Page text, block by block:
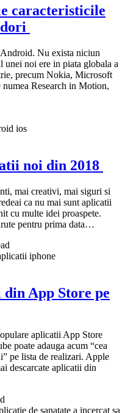
caracteristicile
Nu exista niciun
unei noi ere in piata globala a
precum Nokia, Microsoft
Research in Motion,
noi din 2018
mai creativi, mai siguri si
ca nu mai sunt aplicatii
cu multe idei proaspete.
pentru prima data…
App Store pe
aplicatii App Store
poate adauga acum “cea
pe lista de realizari. Apple
descarcate aplicatii din